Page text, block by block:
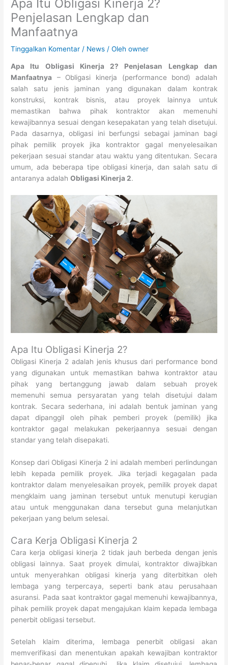
Apa Itu Obligasi Kinerja 2?
Penjelasan Lengkap dan
Manfaatnya
Tinggalkan Komentar / News / Olehowner
Apa Itu Obligasi Kinerja 2? Penjelasan Lengkap dan
Manfaatnya – Obligasi kinerja (performance bond) adalah
salah satu jenis jaminan yang digunakan dalam kontrak
konstruksi, kontrak bisnis, atau proyek lainnya untuk
memastikan bahwa pihak kontraktor akan memenuhi
kewajibannya sesuai dengan kesepakatan yang telah disetujui.
Pada dasarnya, obligasi ini berfungsi sebagai jaminan bagi
pihak pemilik proyek jika kontraktor gagal menyelesaikan
pekerjaan sesuai standar atau waktu yang ditentukan. Secara
umum, ada beberapa tipe obligasi kinerja, dan salah satu di
antaranya adalahObligasi Kinerja 2.
Apa Itu Obligasi Kinerja 2?
Obligasi Kinerja 2 adalah jenis khusus dari performance bond
yang digunakan untuk memastikan bahwa kontraktor atau
pihak yang bertanggung jawab dalam sebuah proyek
memenuhi semua persyaratan yang telah disetujui dalam
kontrak. Secara sederhana, ini adalah bentuk jaminan yang
dapat dipanggil oleh pihak pemberi proyek (pemilik) jika
kontraktor gagal melakukan pekerjaannya sesuai dengan
standar yang telah disepakati.
Konsep dari Obligasi Kinerja 2 ini adalah memberi perlindungan
lebih kepada pemilik proyek. Jika terjadi kegagalan pada
kontraktor dalam menyelesaikan proyek, pemilik proyek dapat
mengklaim uang jaminan tersebut untuk menutupi kerugian
atau untuk menggunakan dana tersebut guna melanjutkan
pekerjaan yang belum selesai.
Cara Kerja Obligasi Kinerja 2
Cara kerja obligasi kinerja 2 tidak jauh berbeda dengan jenis
obligasi lainnya. Saat proyek dimulai, kontraktor diwajibkan
untuk menyerahkan obligasi kinerja yang diterbitkan oleh
lembaga yang terpercaya, seperti bank atau perusahaan
asuransi. Pada saat kontraktor gagal memenuhi kewajibannya,
pihak pemilik proyek dapat mengajukan klaim kepada lembaga
penerbit obligasi tersebut.
Setelah klaim diterima, lembaga penerbit obligasi akan
memverifikasi dan menentukan apakah kewajiban kontraktor